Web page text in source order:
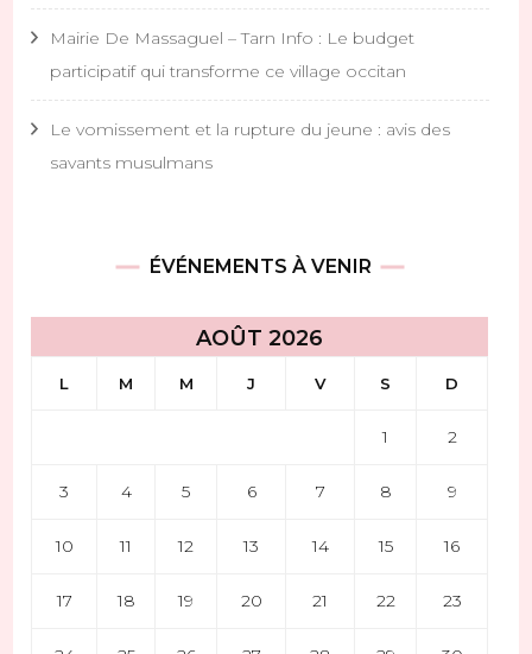
Mairie De Massaguel – Tarn Info : Le budget
participatif qui transforme ce village occitan
Le vomissement et la rupture du jeune : avis des
savants musulmans
ÉVÉNEMENTS À VENIR
AOÛT 2026
L M M J V S D
1 2
3 4 5 6 7 8 9
10 11 12 13 14 15 16
17 18 19 20 21 22 23